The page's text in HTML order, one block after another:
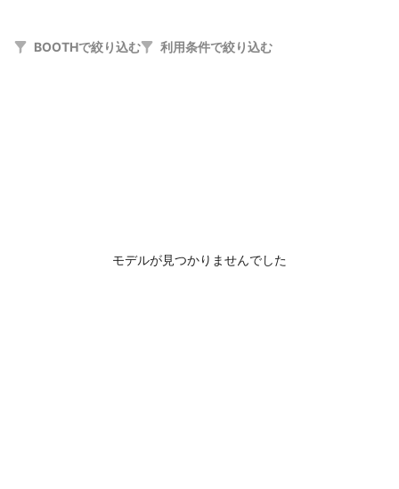
BOOTHで絞り込む 利用条件で絞り込む
モデルが見つかりませんでした